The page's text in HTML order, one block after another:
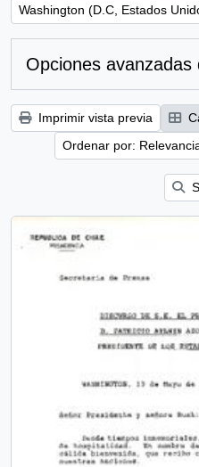
Remove filter:
Washington (D.C, Estados
Opciones avanzadas
Imprimir vista previa
Ordenar por: